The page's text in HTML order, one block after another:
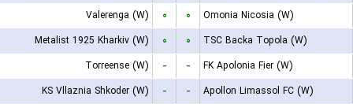
Valerenga (W)
۰ ۰
Omonia Nicosia (W)
Metalist 1925 Kharkiv (W)
۰ ۰
TSC Backa Topola (W)
Torreense (W)
- -
FK Apolonia Fier (W)
KS Vllaznia Shkoder (W)
- -
Apollon Limassol FC (W)